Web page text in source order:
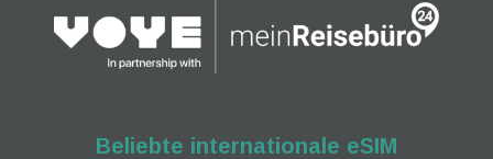
Beliebte internationale eSIM